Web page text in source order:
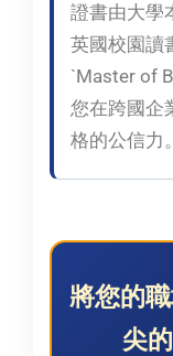
證書由大學
英國校園讀
`Master of
您在跨國企
格的公信力。
將您的
尖